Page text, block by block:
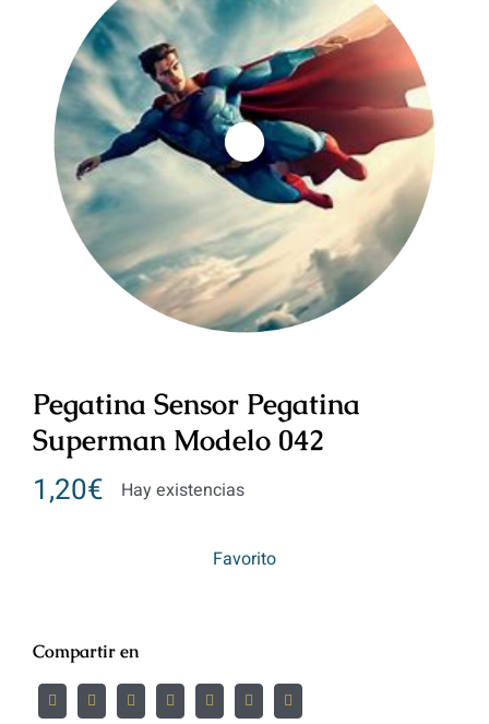
Pegatina Sensor Pegatina
Superman Modelo 042
1,20€ Hay existencias
Favorito
Compartir en